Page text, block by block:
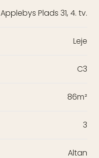
Applebys Plads 31, 4. tv.
Leje
C3
86m²
3
Altan